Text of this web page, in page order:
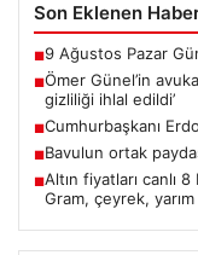
Son Eklenen
■9 Ağustos Pazar
■Ömer Günel’in
gizliliği ihlal edildi’
■Cumhurbaşkanı
■Bavulun ortak
■Altın fiyatları canlı
Gram, çeyrek, yarım